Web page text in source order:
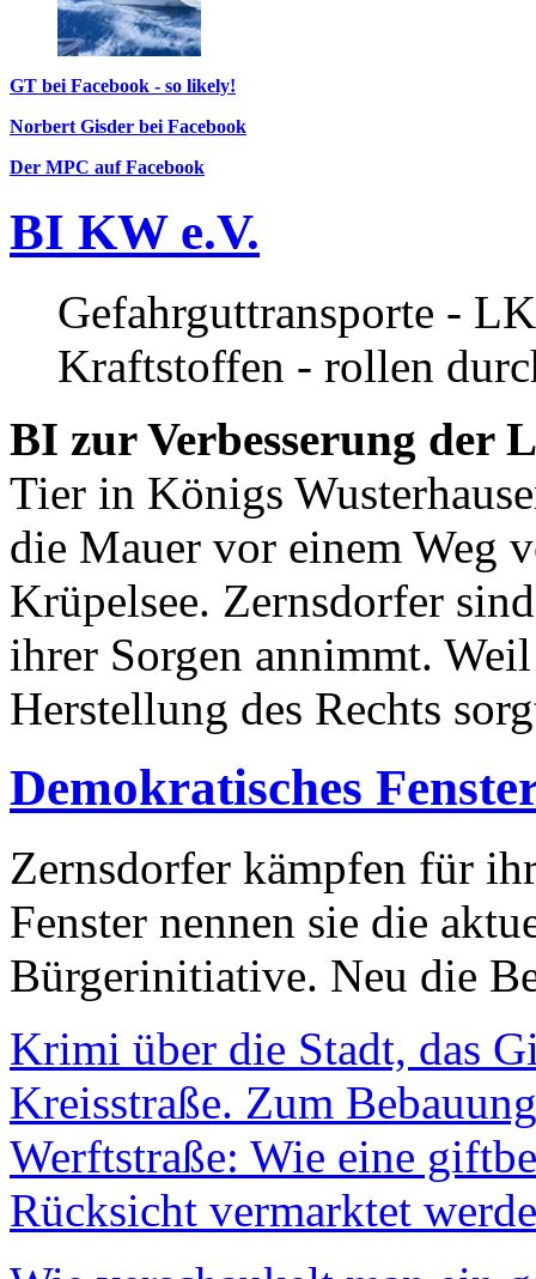
GT bei Facebook - so likely!
Norbert Gisder bei Facebook
Der MPC auf Facebook
BI KW e.V.
Gefahrguttransporte -
Kraftstoffen - rollen
BI zur Verbesserung der
Tier in Königs
die Mauer vor einem Weg
Krüpelsee. Zernsdorfer
ihrer Sorgen annimmt.
Herstellung des Rechts
Demokratisches
Zernsdorfer kämpfen für
Fenster nennen sie die
Bürgerinitiative. Neu die
Krimi über die Stadt, das
Kreisstraße. Zum
Werftstraße: Wie eine
Rücksicht vermarktet